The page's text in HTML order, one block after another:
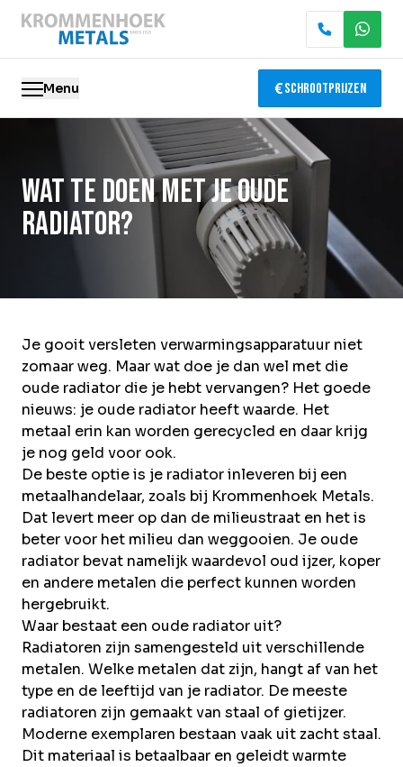
Menu Schrootprijzen
Elektronica recycling
Locaties
Over Krommenhoek
Sustainability
Werken bij
Direct inleveren Ophaalservice
Wat te doen met je oude
radiator?
Je gooit versleten verwarmingsapparatuur niet
zomaar weg. Maar wat doe je dan wel met die
oude radiator die je hebt vervangen? Het goede
nieuws: je oude radiator heeft waarde. Het
metaal erin kan worden gerecycled en daar krijg
je nog geld voor ook.
De beste optie is je radiator inleveren bij een
metaalhandelaar, zoals bij Krommenhoek Metals.
Dat levert meer op dan de milieustraat en het is
beter voor het milieu dan weggooien. Je oude
radiator bevat namelijk waardevol oud ijzer, koper
en andere metalen die perfect kunnen worden
hergebruikt.
Waar bestaat een oude radiator uit?
Radiatoren zijn samengesteld uit verschillende
metalen. Welke metalen dat zijn, hangt af van het
type en de leeftijd van je radiator. De meeste
radiatoren zijn gemaakt van staal of gietijzer.
Moderne exemplaren bestaan vaak uit zacht staal.
Dit materiaal is betaalbaar en geleidt warmte